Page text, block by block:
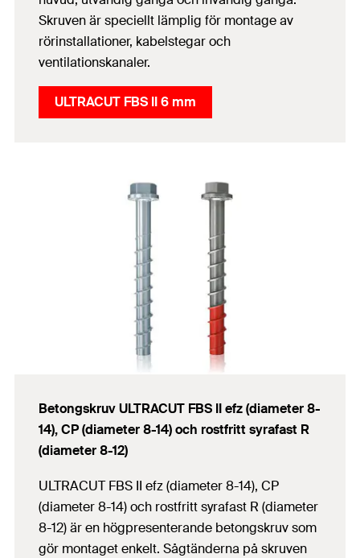
Skruven är speciellt lämplig för montage av
rörinstallationer, kabelstegar och
ventilationskanaler.
ULTRACUT FBS II 6 mm
Betongskruv ULTRACUT FBS II efz (diameter 8-
14), CP (diameter 8-14) och rostfritt syrafast R
(diameter 8-12)
ULTRACUT FBS II efz (diameter 8-14), CP
(diameter 8-14) och rostfritt syrafast R (diameter
8-12) är en högpresenterande betongskruv som
gör montaget enkelt. Sågtänderna på skruven